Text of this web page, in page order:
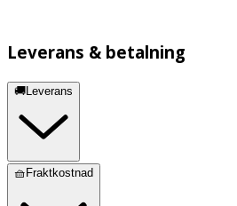
Leverans & betalning
🚚Leverans
🧺Fraktkostnad